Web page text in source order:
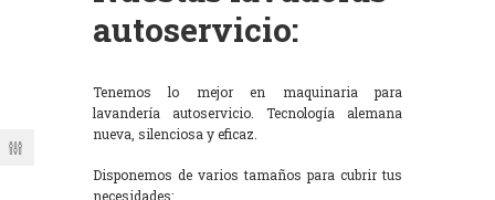
autoservicio:
Tenemos lo mejor en maquinaria para
lavandería autoservicio. Tecnología alemana
nueva, silenciosa y eficaz.
Disponemos de varios tamaños para cubrir tus
necesidades: